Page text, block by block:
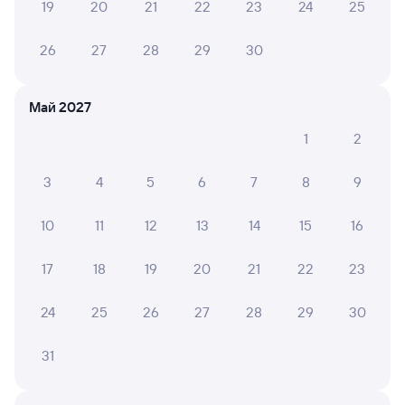
СМС-сопровождение до посадки в поезд
Оформление без регистрации на сайте
Частые вопросы
Как поменять билет на другую дату или
на другой поезд?
Как вернуть билет?
пассажира?
Как перевезти животное в поезде?
бухгалтерии?
19 20 21 22 23 24 25
26 27 28 29 30
Май 2027
1
2
3 4 5 6 7 8 9
10 11 12 13 14 15 16
17 18 19 20 21 22 23
24 25 26 27 28 29 30
31